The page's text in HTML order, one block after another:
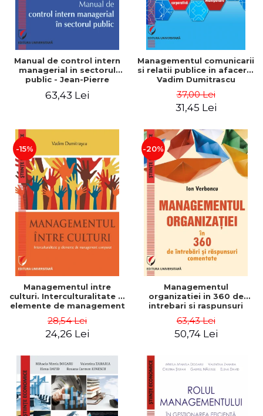
Manual de control intern
managerial in sectorul
public - Jean-Pierre
63,43 Lei
Managementul comunicarii
si relatii publice in afaceri -
Vadim Dumitrascu
37,00 Lei
31,45 Lei
-15%
Managementul intre
culturi. Interculturalitate si
elemente de management
Dumitrascu
28,54 Lei
24,26 Lei
-20%
Managementul
organizatiei in 360 de
intrebari si raspunsuri
63,43 Lei
50,74 Lei